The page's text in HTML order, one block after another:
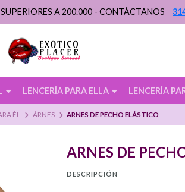
LENCERÍA PARA ELLA LENCERÍA
A 200.000 - CONTÁCTANOS
ÉL ÁRNES ARNES DE PECHO ELÁSTICO
ARNES DE
DESCRIPCIÓN